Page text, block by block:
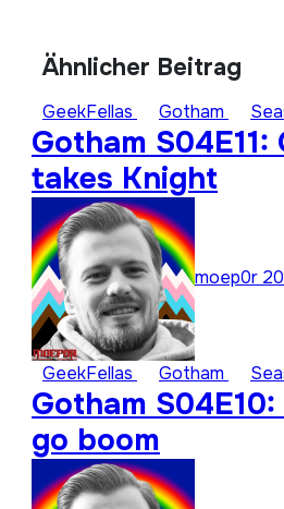
Ähnlicher Beitrag
GeekFellas Gotham
Gotham S04E11:
takes Knight
moep0r
GeekFellas Gotham
Gotham
go boom